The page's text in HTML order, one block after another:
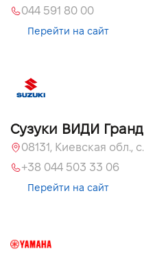
044 591 80 00
Перейти на сайт
Сузуки ВИДИ Гранд
+38 044 503 33 06
Перейти на сайт